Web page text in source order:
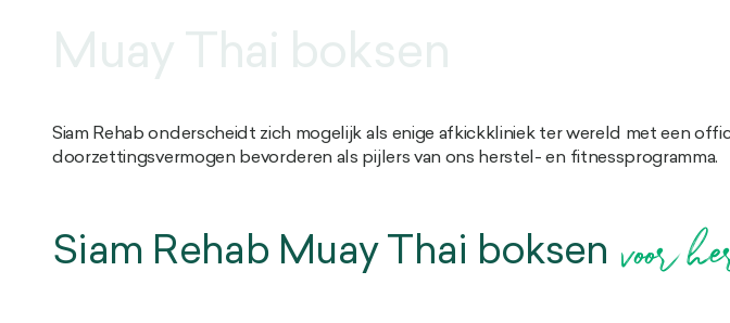
Muay Thai boksen
Siam Rehab onderscheidt zich mogelijk als enige afkickkliniek ter wereld met een
doorzettingsvermogen bevorderen als pijlers van ons herstel- en fitnessprogramma.
Siam Rehab Muay Thai boksen voor